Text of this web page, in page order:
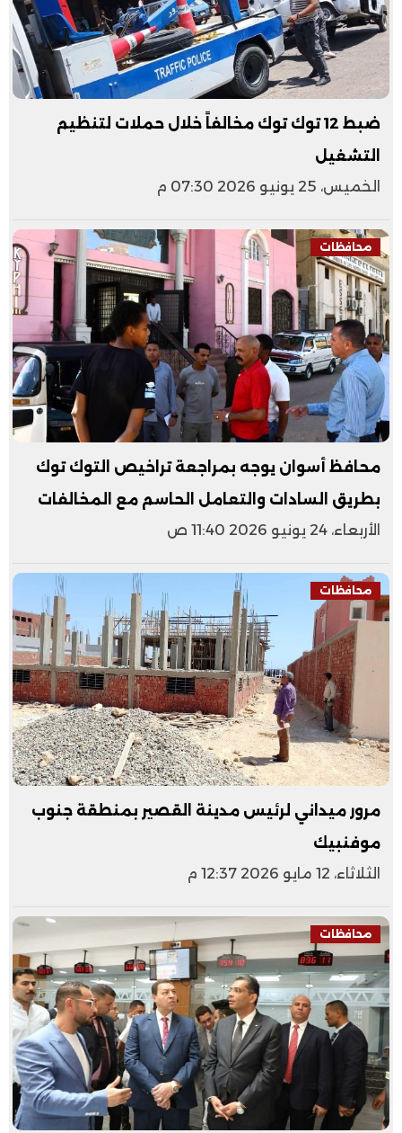
ضبط 12 توك توك مخالفاً خلال حملات لتنظيم
التشغيل
الخميس، 25 يونيو 2026 07:30 م
محافظات
محافظ أسوان يوجه بمراجعة تراخيص التوك توك
بطريق السادات والتعامل الحاسم مع المخالفات
الأربعاء، 24 يونيو 2026 11:40 ص
محافظات
مرور ميداني لرئيس مدينة القصير بمنطقة جنوب
موفنبيك
الثلاثاء، 12 مايو 2026 12:37 م
محافظات